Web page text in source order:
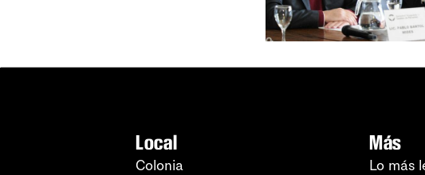
Local
Colonia
Más
Lo más